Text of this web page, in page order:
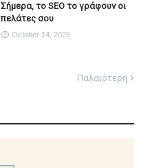
Σήμερα, το SEO το γράφουν οι
πελάτες σου
October 14, 2025
Παλαιότερη